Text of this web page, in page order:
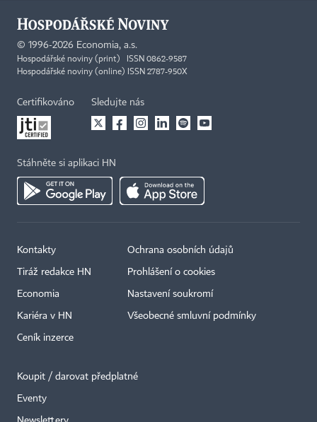
© 1996-2026 Economia, a.s.
Hospodářské noviny (print) ISSN 0862-9587
Hospodářské noviny (online) ISSN 2787-950X
Certifikováno Sledujte nás
Stáhněte si aplikaci HN
Kontakty
Tiráž redakce HN
Economia
Kariéra v HN
Ceník inzerce
Ochrana osobních údajů
Prohlášení o cookies
Nastavení soukromí
Všeobecné smluvní podmínky
Koupit / darovat předplatné
Eventy